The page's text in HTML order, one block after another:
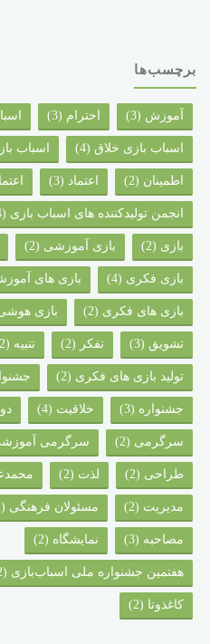
برچسب‌ها
آموزش (3) احترام (3)
اسباب بازی خلاق (4) اسباب
اطمینان (2) اعتماد (3)
انجمن تولیدکننده های اسباب بازی (4)
بازی (2) بازی آموزشی (2)
بازی فکری (4) بازی های
بازی های فکری (2) بازی
تشویق (3) تفکر (2) تنبیه (2)
تولید بازی های فکری (2)
جشنواره‌ (3) خلاقیت (4)
سرگرمی (2) سرگرمی
طراحی (2) لذت (2)
مدیریت (2) مسئولان فرهنگی (2)
مصاحبه (3) نمایشگاه (2)
هفتمین جشنواره ملی اسباب‌بازی (2)
کاغذوتا (2)